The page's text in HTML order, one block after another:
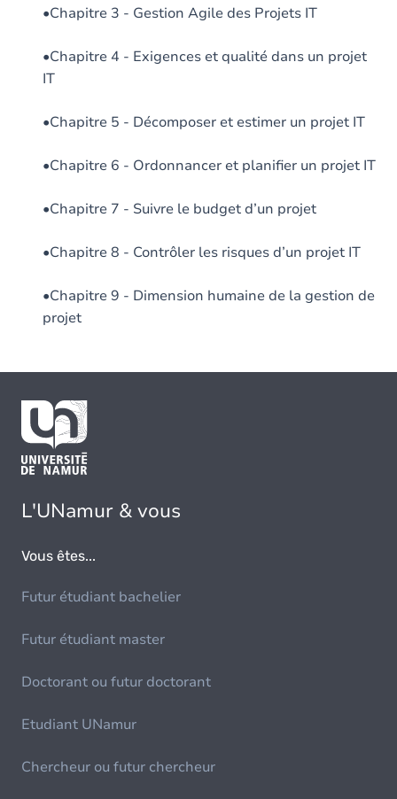
•Chapitre 3 - Gestion Agile des Projets IT
•Chapitre 4 - Exigences et qualité dans un projet
IT
•Chapitre 5 - Décomposer et estimer un projet IT
•Chapitre 6 - Ordonnancer et planifier un projet IT
•Chapitre 7 - Suivre le budget d’un projet
•Chapitre 8 - Contrôler les risques d’un projet IT
•Chapitre 9 - Dimension humaine de la gestion de
projet
L'UNamur & vous
Vous êtes...
Futur étudiant bachelier
Futur étudiant master
Doctorant ou futur doctorant
Etudiant UNamur
Chercheur ou futur chercheur